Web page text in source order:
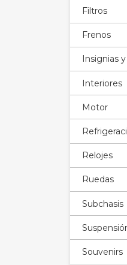
Filtros
Frenos
Insignias
Interiores
Motor
Relojes
Ruedas
Subchasis
Souvenirs